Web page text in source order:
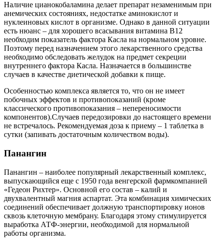
Наличие цианокобаламина делает препарат незаменимым при
анемических состояниях, недостатке аминокислот и
нуклеиновых кислот в организме. Однако в данной ситуации
есть нюанс – для хорошего всасывания витамина В12
необходим показатель фактора Касла на нормальном уровне.
Поэтому перед назначением этого лекарственного средства
необходимо обследовать желудок на предмет секреции
внутреннего фактора Касла. Назначается в большинстве
случаев в качестве диетической добавки к пище.
Особенностью комплекса является то, что он не имеет
побочных эффектов и противопоказаний (кроме
классического противопоказания – непереносимости
компонентов).Случаев передозировки до настоящего времени
не встречалось. Рекомендуемая доза к приему – 1 таблетка в
сутки (запивать достаточным количеством воды).
Панангин
Панангин – наиболее популярный лекарственный комплекс,
выпускающийся еще с 1950 года венгерской фармкомпанией
«Гедеон Рихтер». Основной его состав – калий и
двухвалентный магния аспартат. Эта комбинация химических
соединений обеспечивает должную транспортировку ионов
сквозь клеточную мембрану. Благодаря этому стимулируется
выработка АТФ-энергии, необходимой для нормальной
работы организма.